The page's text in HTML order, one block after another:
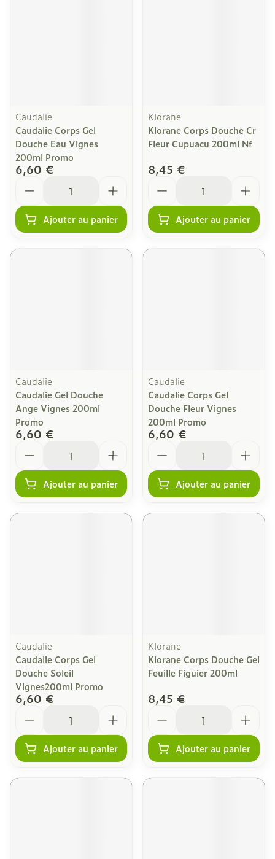
Caudalie
Caudalie Corps Gel
Douche Eau Vignes
200ml Promo
6,60 €
Ajouter au panier
Klorane
Klorane Corps Douche Cr
Fleur Cupuacu 200ml Nf
8,45 €
Ajouter au panier
Caudalie
Caudalie Gel Douche
Ange Vignes 200ml
Promo
6,60 €
Ajouter au panier
Caudalie
Caudalie Corps Gel
Douche Fleur Vignes
200ml Promo
6,60 €
Ajouter au panier
Caudalie
Caudalie Corps Gel
Douche Soleil
Vignes200ml Promo
6,60 €
Ajouter au panier
Klorane
Klorane Corps Douche Gel
Feuille Figuier 200ml
8,45 €
Ajouter au panier